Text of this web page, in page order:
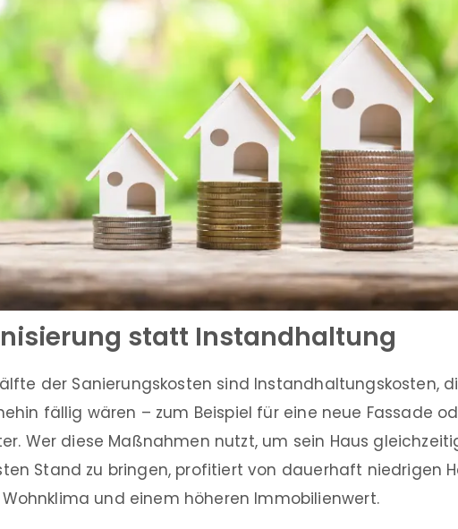
statt Instandhaltung
der Sanierungskosten sind Instandhaltungskosten,
fällig wären – zum Beispiel für eine neue Fassade
Wer diese Maßnahmen nutzt, um sein Haus
Stand zu bringen, profitiert von dauerhaft niedrigen
und einem höheren Immobilienwert.